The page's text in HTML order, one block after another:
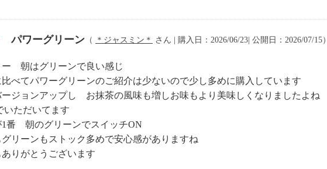
パワーグリーン （ ＊ジャスミン＊ さん | 購入日：2026/06/23| 公開日：2026/07/15）
ー 朝はグリーンで良い感じ
比べてパワーグリーンのご紹介は少ないので少し多めに購入しています
ージョンアップし お抹茶の風味も増しお味もより美味しくなりましたよね
いただいてます
1番 朝のグリーンでスイッチON
リーンもストック多めで安心感がありますね
りがとうございます